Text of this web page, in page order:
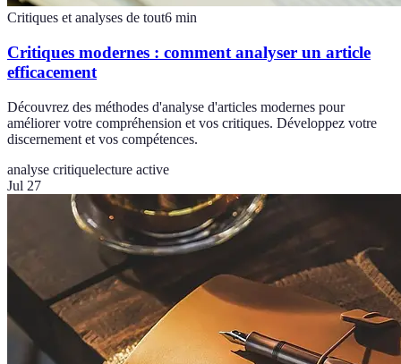
Critiques et analyses de tout6 min
Critiques modernes : comment analyser un article
efficacement
Découvrez des méthodes d'analyse d'articles modernes pour
améliorer votre compréhension et vos critiques. Développez votre
discernement et vos compétences.
analyse critiquelecture active
Jul 27